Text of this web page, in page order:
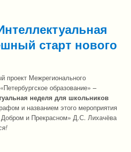
старт нового
проект Межрегионального
образование» –
неделя для школьников
и названием этого мероприятия
и Прекрасном» Д.С. Лихачёва